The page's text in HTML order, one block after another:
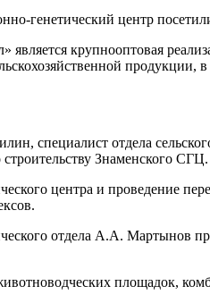
генетический центр
крупнооптовая
специалист отдела
Знаменского СГЦ.
центра и проведение
отдела А.А. Мартынов
площадок,